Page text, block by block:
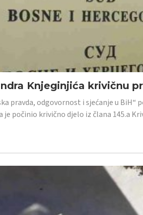
Knjeginjića krivičnu
pravda, odgovornost i sjećanje u
je počinio krivično djelo iz člana 145.a